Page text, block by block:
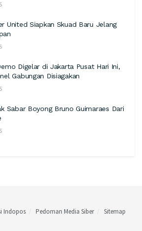
United Siapkan Skuad Baru Jelang
Digelar di Jakarta Pusat Hari Ini,
Gabungan Disiagakan
Sabar Boyong Bruno Guimaraes Dari
Indopos Pedoman Media Siber Sitemap